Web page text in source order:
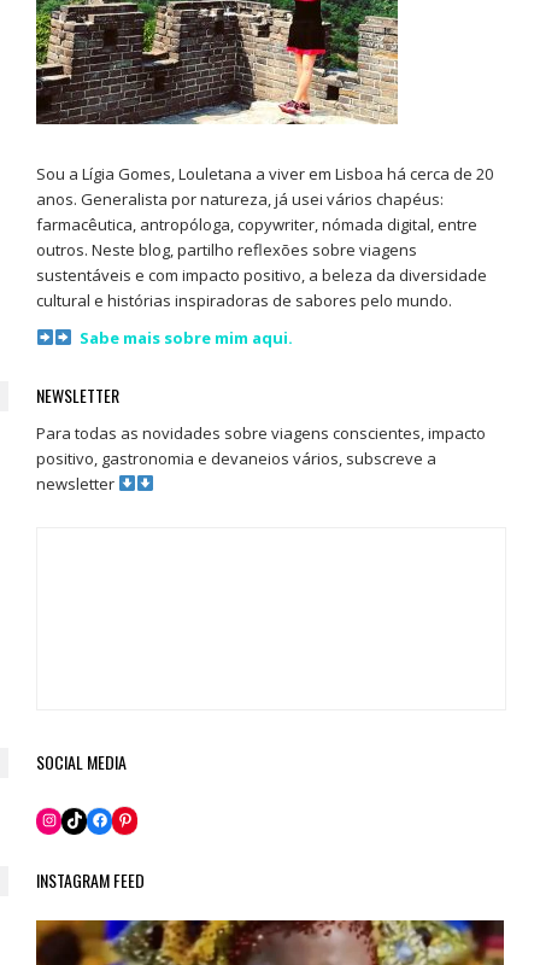
Sou a Lígia Gomes, Louletana a viver em Lisboa há cerca de 20
anos. Generalista por natureza, já usei vários chapéus:
farmacêutica, antropóloga, copywriter, nómada digital, entre
outros. Neste blog, partilho reflexões sobre viagens
sustentáveis e com impacto positivo, a beleza da diversidade
cultural e histórias inspiradoras de sabores pelo mundo.
Sabe mais sobre mim aqui.
NEWSLETTER
Para todas as novidades sobre viagens conscientes, impacto
positivo, gastronomia e devaneios vários, subscreve a
newsletter
SOCIAL MEDIA
Instagram
TikTokFacebookPinterest
INSTAGRAM FEED